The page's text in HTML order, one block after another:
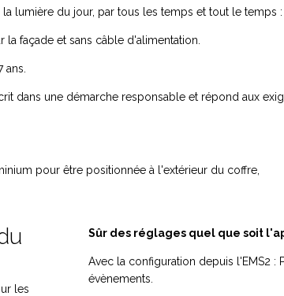
lumière du jour, par tous les temps et tout le temps
la façade et sans câble d'alimentation.
ans.
dans une démarche responsable et répond aux
pour être positionnée à l'extérieur du coffre,
les
Sûr des réglages quel que soit
Avec la configuration depuis l'EMS2 :
évènements.